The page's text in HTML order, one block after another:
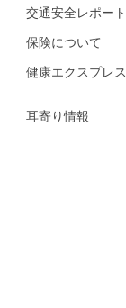
交通安全レポート
保険について
健康エクスプレス
耳寄り情報